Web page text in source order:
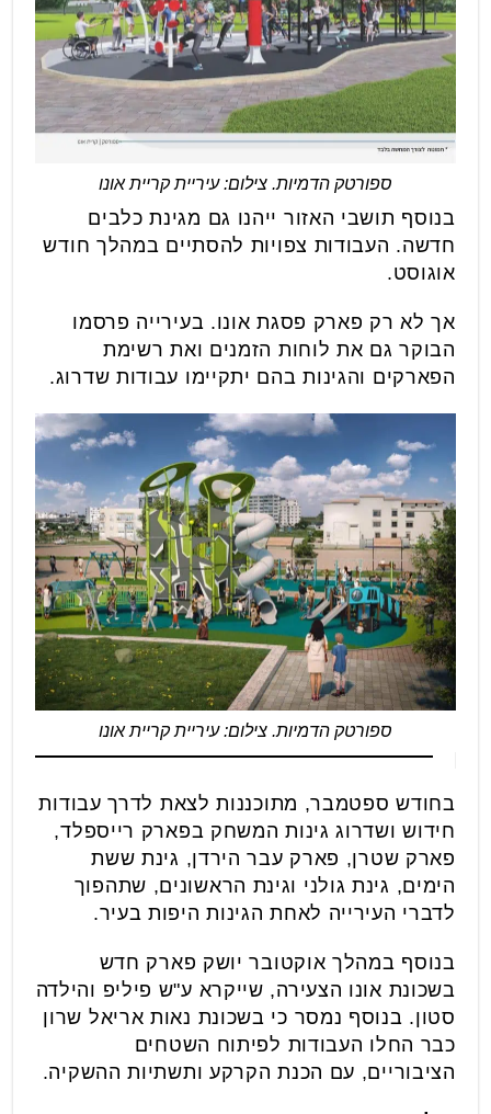
ספורטק הדמיות. צילום: עיריית קריית אונו
בנוסף תושבי האזור ייהנו גם מגינת כלבים
חדשה. העבודות צפויות להסתיים במהלך חודש
אוגוסט.
אך לא רק פארק פסגת אונו. בעירייה פרסמו
הבוקר גם את לוחות הזמנים ואת רשימת
הפארקים והגינות בהם יתקיימו עבודות שדרוג.
ספורטק הדמיות. צילום: עיריית קריית אונו
בחודש ספטמבר, מתוכננות לצאת לדרך עבודות
חידוש ושדרוג גינות המשחק בפארק רייספלד,
פארק שטרן, פארק עבר הירדן, גינת ששת
הימים, גינת גולני וגינת הראשונים, שתהפוך
לדברי העירייה לאחת הגינות היפות בעיר.
בנוסף במהלך אוקטובר יושק פארק חדש
בשכונת אונו הצעירה, שייקרא ע"ש פיליפ והילדה
סטון. בנוסף נמסר כי בשכונת נאות אריאל שרון
כבר החלו העבודות לפיתוח השטחים
הציבוריים, עם הכנת הקרקע ותשתיות ההשקיה.